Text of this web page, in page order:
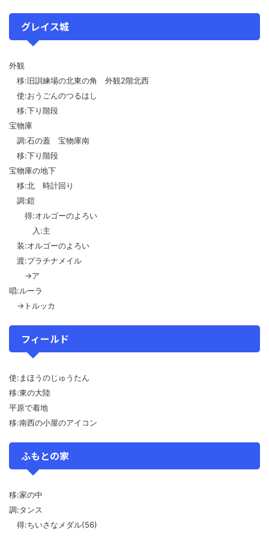
グレイス城
外観
移:旧訓練場の北東の角 外観2階北西
使:おうごんのつるはし
移:下り階段
宝物庫
調:石の蓋 宝物庫南
移:下り階段
宝物庫の地下
移:北 時計回り
調:鎧
得:オルゴーのよろい
入:主
装:オルゴーのよろい
渡:プラチナメイル
→ア
唱:ルーラ
→トルッカ
フィールド
使:まほうのじゅうたん
移:東の大陸
平原で着地
移:南西の小屋のアイコン
ふもとの家
移:家の中
調:タンス
得:ちいさなメダル(56)